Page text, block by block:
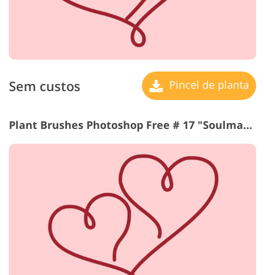
Sem custos Pincel de planta
Plant Brushes Photoshop Free # 17 "Soulmates"